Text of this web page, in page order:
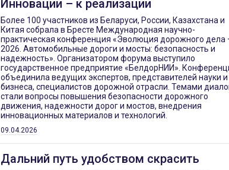
Инновации – к реализации
Более 100 участников из Беларуси, России, Казахстана и
Китая собрала в Бресте Международная научно-
практическая конференция «Эволюция дорожного дела
2026. Автомобильные дороги и мосты: безопасность и
надежность». Организатором форума выступило
государственное предприятие «БелдорНИИ».
объединила ведущих экспертов, представителей науки и
бизнеса, специалистов дорожной отрасли. Темами
стали вопросы повышения безопасности дорожного
движения, надежности дорог и мостов, внедрения
инновационных материалов и технологий.
09.04.2026
Дальний путь удобством скрасить